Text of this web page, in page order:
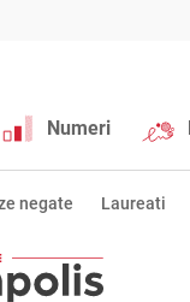
Numeri
negate Laureati